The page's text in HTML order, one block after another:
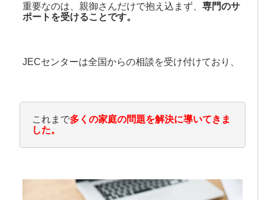
重要なのは、親御さんだけで抱え込まず、専門のサ
ポートを受けることです。
JECセンターは全国からの相談を受け付けており、
これまで多くの家庭の問題を解決に導いてきま
した。